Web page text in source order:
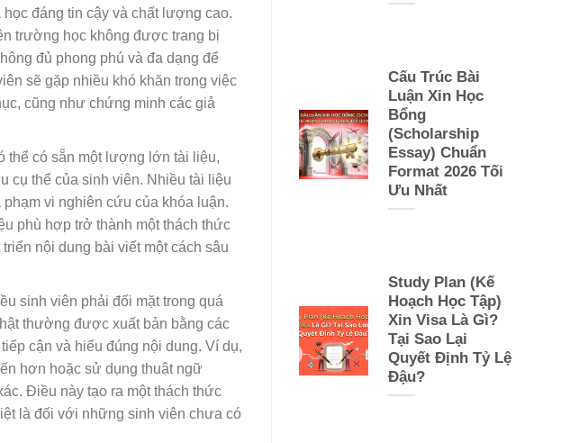
đáng tin cậy và chất lượng cao.
trường học không được trang bị
đủ phong phú và đa dạng để
sẽ gặp nhiều khó khăn trong việc
cũng như chứng minh các giả
thể có sẵn một lượng lớn tài liệu,
cụ thể của sinh viên. Nhiều tài liệu
vi nghiên cứu của khóa luận.
phù hợp trở thành một thách thức
nội dung bài viết một cách sâu
sinh viên phải đối mặt trong quá
thường được xuất bản bằng các
cận và hiểu đúng nội dung. Ví dụ,
hơn hoặc sử dụng thuật ngữ
Điều này tạo ra một thách thức
là đối với những sinh viên chưa có
Cấu Trúc Bài
Luận Xin Học
Bổng
(Scholarship
Essay) Chuẩn
Format 2026 Tối
Ưu Nhất
Study Plan (Kế
Hoạch Học Tập)
Xin Visa Là Gì?
Tại Sao Lại
Quyết Định Tỷ Lệ
Đậu?